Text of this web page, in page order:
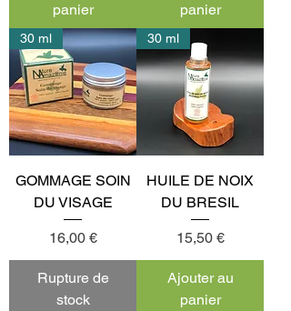
panier
panier
30 ml
GOMMAGE SOIN
DU VISAGE
Prix
16,00 €
Rupture de
stock
30 ml
HUILE DE NOIX
DU BRESIL
Prix
15,50 €
Ajouter au
panier